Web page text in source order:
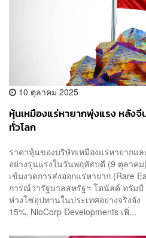
10 ตุลาคม 2025
หุ้นเหมืองแร่หายากพุ่งแรง หลัง
ทั่วโลก
ราคาหุ้นของบริษัทเหมืองแร่หายากแ
อย่างรุนแรงในวันพฤหัสบดี (9 ตุลาค
เข้มงวดการส่งออกแร่หายาก (Rare
การณ์ว่ารัฐบาลสหรัฐฯ โดนัลด์ ทรัมป์
ห่วงโซ่อุปทานในประเทศอย่างจริงจั
15%, NioCorp Developments เพิ่...